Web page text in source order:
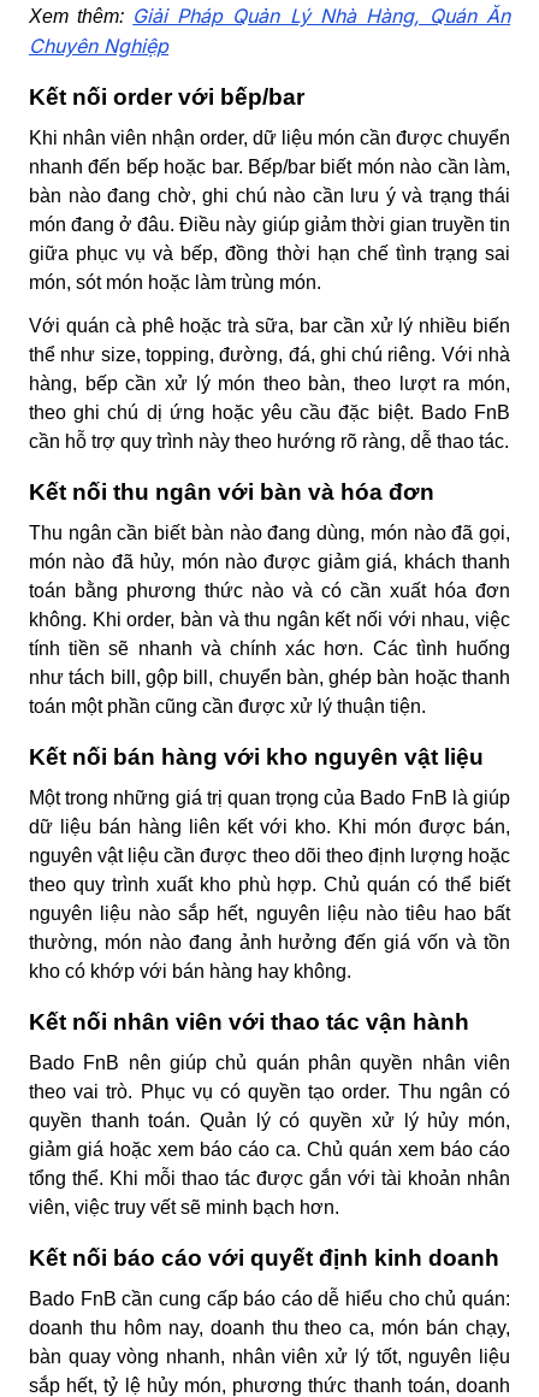
Xem thêm: Giải Pháp Quản Lý Nhà Hàng, Quán Ăn
Chuyên Nghiệp
Kết nối order với bếp/bar
Khi nhân viên nhận order, dữ liệu món cần được chuyển
nhanh đến bếp hoặc bar. Bếp/bar biết món nào cần làm,
bàn nào đang chờ, ghi chú nào cần lưu ý và trạng thái
món đang ở đâu. Điều này giúp giảm thời gian truyền tin
giữa phục vụ và bếp, đồng thời hạn chế tình trạng sai
món, sót món hoặc làm trùng món.
Với quán cà phê hoặc trà sữa, bar cần xử lý nhiều biến
thể như size, topping, đường, đá, ghi chú riêng. Với nhà
hàng, bếp cần xử lý món theo bàn, theo lượt ra món,
theo ghi chú dị ứng hoặc yêu cầu đặc biệt. Bado FnB
cần hỗ trợ quy trình này theo hướng rõ ràng, dễ thao tác.
Kết nối thu ngân với bàn và hóa đơn
Thu ngân cần biết bàn nào đang dùng, món nào đã gọi,
món nào đã hủy, món nào được giảm giá, khách thanh
toán bằng phương thức nào và có cần xuất hóa đơn
không. Khi order, bàn và thu ngân kết nối với nhau, việc
tính tiền sẽ nhanh và chính xác hơn. Các tình huống
như tách bill, gộp bill, chuyển bàn, ghép bàn hoặc thanh
toán một phần cũng cần được xử lý thuận tiện.
Kết nối bán hàng với kho nguyên vật liệu
Một trong những giá trị quan trọng của Bado FnB là giúp
dữ liệu bán hàng liên kết với kho. Khi món được bán,
nguyên vật liệu cần được theo dõi theo định lượng hoặc
theo quy trình xuất kho phù hợp. Chủ quán có thể biết
nguyên liệu nào sắp hết, nguyên liệu nào tiêu hao bất
thường, món nào đang ảnh hưởng đến giá vốn và tồn
kho có khớp với bán hàng hay không.
Kết nối nhân viên với thao tác vận hành
Bado FnB nên giúp chủ quán phân quyền nhân viên
theo vai trò. Phục vụ có quyền tạo order. Thu ngân có
quyền thanh toán. Quản lý có quyền xử lý hủy món,
giảm giá hoặc xem báo cáo ca. Chủ quán xem báo cáo
tổng thể. Khi mỗi thao tác được gắn với tài khoản nhân
viên, việc truy vết sẽ minh bạch hơn.
Kết nối báo cáo với quyết định kinh doanh
Bado FnB cần cung cấp báo cáo dễ hiểu cho chủ quán:
doanh thu hôm nay, doanh thu theo ca, món bán chạy,
bàn quay vòng nhanh, nhân viên xử lý tốt, nguyên liệu
sắp hết, tỷ lệ hủy món, phương thức thanh toán, doanh